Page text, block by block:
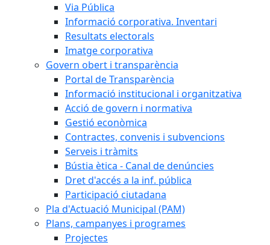
Via Pública
Informació corporativa. Inventari
Resultats electorals
Imatge corporativa
Govern obert i transparència
Portal de Transparència
Informació institucional i organitzativa
Acció de govern i normativa
Gestió econòmica
Contractes, convenis i subvencions
Serveis i tràmits
Bústia ètica - Canal de denúncies
Dret d'accés a la inf. pública
Participació ciutadana
Pla d'Actuació Municipal (PAM)
Plans, campanyes i programes
Projectes